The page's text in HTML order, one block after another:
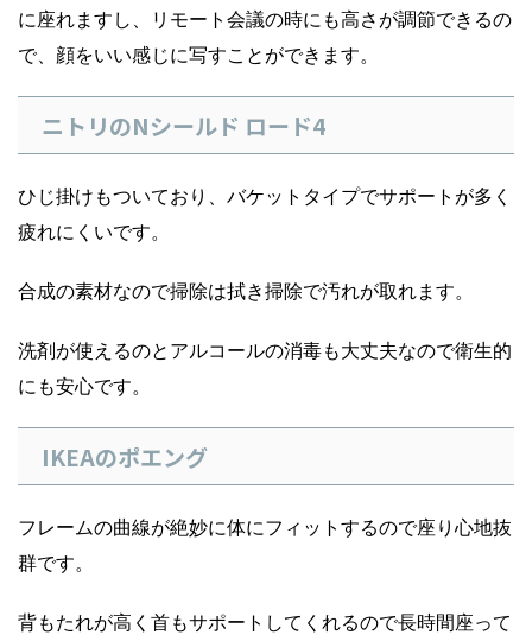
に座れますし、リモート会議の時にも高さが調節できるの
で、顔をいい感じに写すことができます。
ニトリのNシールド ロード4
ひじ掛けもついており、バケットタイプでサポートが多く
疲れにくいです。
合成の素材なので掃除は拭き掃除で汚れが取れます。
洗剤が使えるのとアルコールの消毒も大丈夫なので衛生的
にも安心です。
IKEAのポエング
フレームの曲線が絶妙に体にフィットするので座り心地抜
群です。
背もたれが高く首もサポートしてくれるので長時間座って